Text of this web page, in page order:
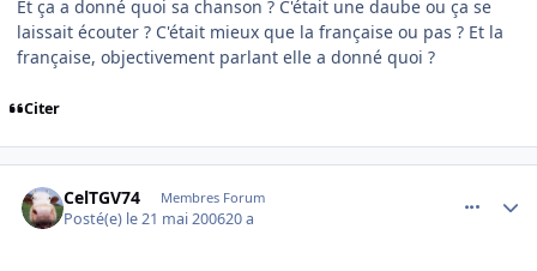
Et ça a donné quoi sa chanson ? C'était une daube ou ça se
laissait écouter ? C'était mieux que la française ou pas ? Et la
française, objectivement parlant elle a donné quoi ?
Citer
CelTGV74 Membres Forum
Posté(e) le 21 mai 200620 a